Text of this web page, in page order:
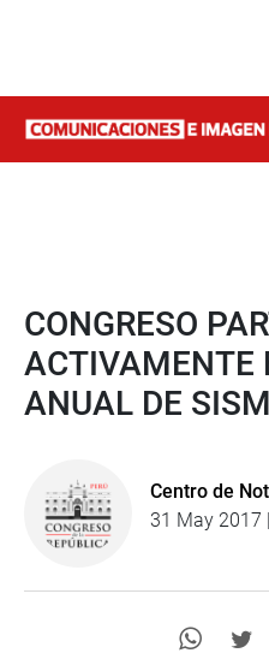
CONGRESO
ACTIVAMENTE
ANUAL DE
Centro de
31 May 2017